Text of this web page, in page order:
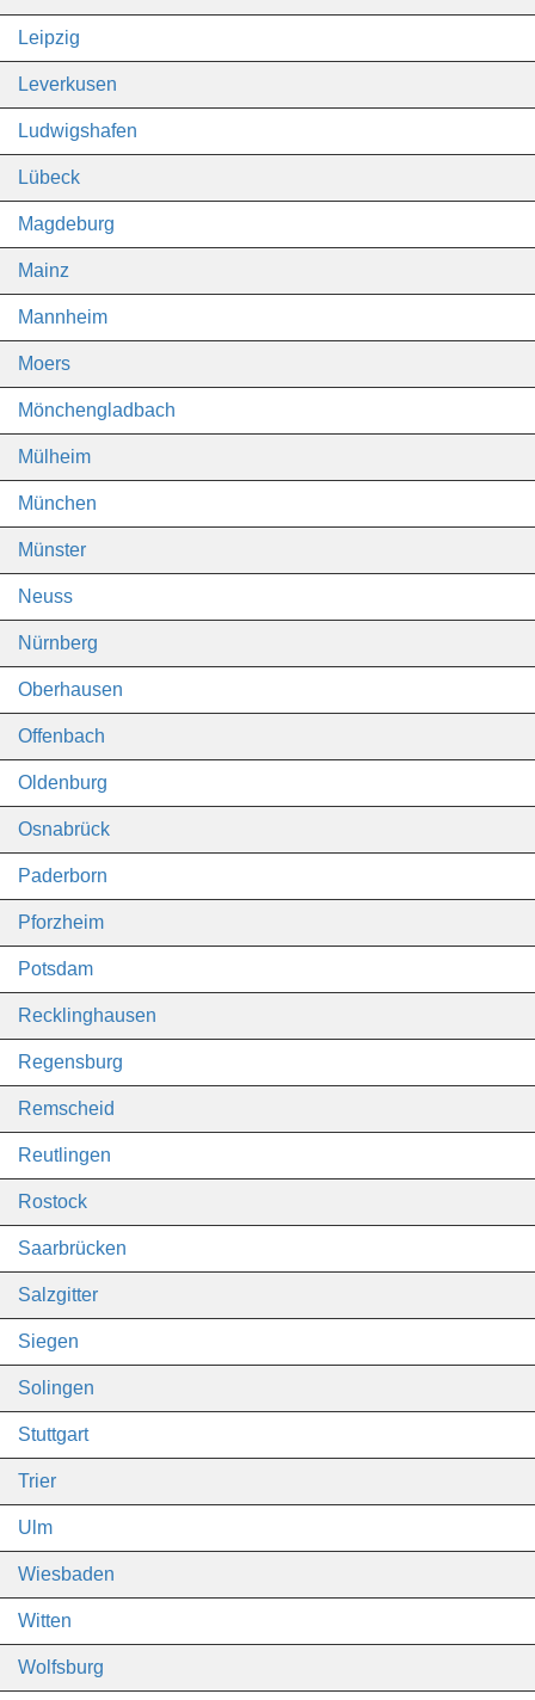
Leipzig
Leverkusen
Ludwigshafen
Lübeck
Magdeburg
Mainz
Mannheim
Moers
Mönchengladbach
Mülheim
München
Münster
Neuss
Nürnberg
Oberhausen
Offenbach
Oldenburg
Osnabrück
Paderborn
Pforzheim
Potsdam
Recklinghausen
Regensburg
Remscheid
Reutlingen
Rostock
Saarbrücken
Salzgitter
Siegen
Solingen
Stuttgart
Trier
Ulm
Wiesbaden
Witten
Wolfsburg